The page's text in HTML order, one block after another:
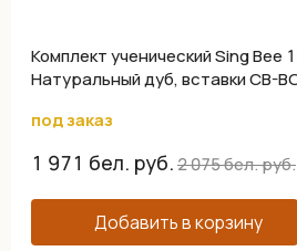
Комплект ученический Sing
Натуральный дуб, вставки CB-
под заказ
1 971 бел. руб.2 075бел. руб.
Добавить в корзину